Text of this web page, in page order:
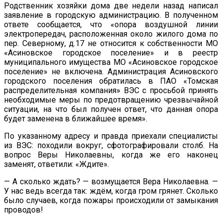
Родственник хозяйки дома две недели назад написал
заявление в городскую администрацию. В полученном
ответе сообщается, что «опора воздушной линии
электропередач, расположенная около жилого дома по
пер. Северному, д.17 не относится к собственности МО
«Асиновское городское поселение» и в реестр
муниципального имущества МО «Асиновское городское
поселение» не включена. Администрация Асиновского
городского поселения обратилась в ПАО «Томская
распределительная компания» ВЭС с просьбой принять
необходимые меры по предотвращению чрезвычайной
ситуации, на что был получен ответ, что данная опора
будет заменена в ближайшее время».
По указанному адресу и правда приехали специалисты
из ВЭС: походили вокруг, сфотографировали столб. На
вопрос Веры Николаевны, когда же его наконец
заменят, ответили: «Ждите».
— А сколько ждать? — возмущается Вера Николаевна. —
У нас ведь всегда так: ждём, когда гром грянет. Сколько
было случаев, когда пожары происходили от замыкания
проводов!